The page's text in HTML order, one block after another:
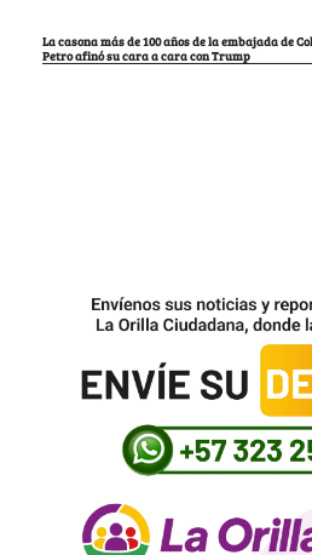
La casona más de 100 años de la embajada de
Petro afinó su cara a cara con Trump